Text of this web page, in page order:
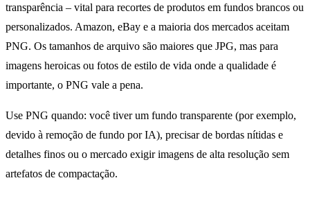
transparência – vital para recortes de produtos em fundos brancos ou
personalizados. Amazon, eBay e a maioria dos mercados aceitam
PNG. Os tamanhos de arquivo são maiores que JPG, mas para
imagens heroicas ou fotos de estilo de vida onde a qualidade é
importante, o PNG vale a pena.
Use PNG quando: você tiver um fundo transparente (por exemplo,
devido à remoção de fundo por IA), precisar de bordas nítidas e
detalhes finos ou o mercado exigir imagens de alta resolução sem
artefatos de compactação.